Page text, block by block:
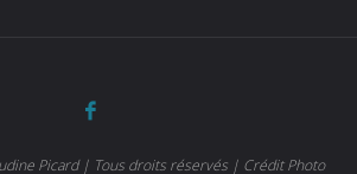
d’autant que le diabète
Picard | Tous droits réservés | Crédit Photo